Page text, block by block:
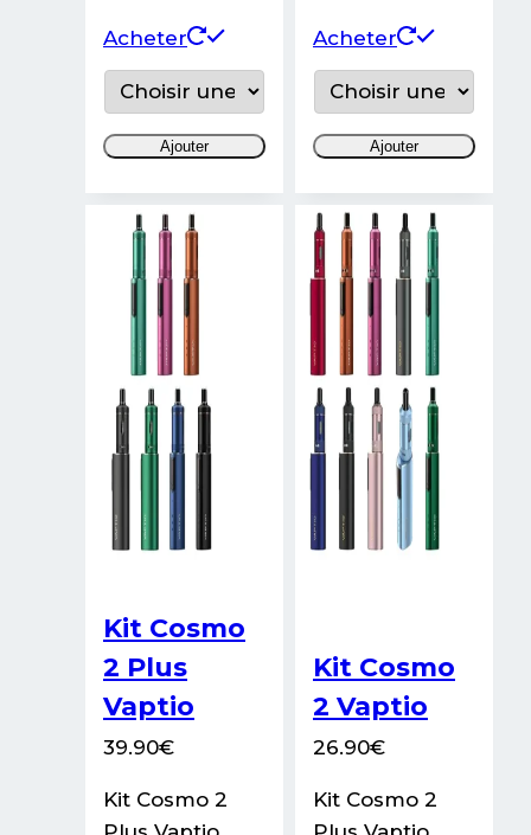
Acheter
Ce
produit
a
plusieurs
variations.
Les
Ajouter
Acheter
Ce
produit
a
plusieurs
Les
options
peuvent
sur
la
page
du
Ajouter
Kit Cosmo
2 Plus
Vaptio
39.90€
Kit Cosmo 2
Kit Cosmo
2 Vaptio
26.90€
Kit Cosmo 2